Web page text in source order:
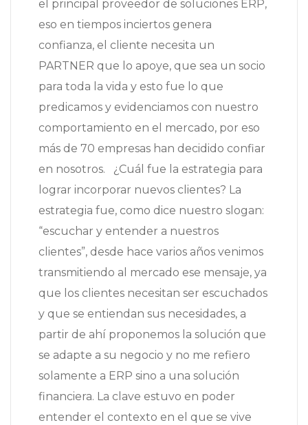
el principal proveedor de soluciones ERP,
eso en tiempos inciertos genera
confianza, el cliente necesita un
PARTNER que lo apoye, que sea un socio
para toda la vida y esto fue lo que
predicamos y evidenciamos con nuestro
comportamiento en el mercado, por eso
más de 70 empresas han decidido confiar
en nosotros. ¿Cuál fue la estrategia para
lograr incorporar nuevos clientes? La
estrategia fue, como dice nuestro slogan:
“escuchar y entender a nuestros
clientes”, desde hace varios años venimos
transmitiendo al mercado ese mensaje, ya
que los clientes necesitan ser escuchados
y que se entiendan sus necesidades, a
partir de ahí proponemos la solución que
se adapte a su negocio y no me refiero
solamente a ERP sino a una solución
financiera. La clave estuvo en poder
entender el contexto en el que se vive